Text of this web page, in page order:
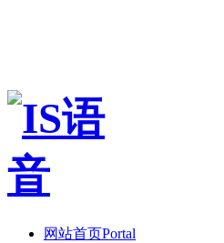
网站首页Portal